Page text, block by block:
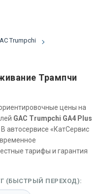
Trumpchi
Трампчи
цены на
GAC Trumpchi GA4 Plus
автосервисе «КатСервис
тарифы и гарантия
(БЫСТРЫЙ ПЕРЕХОД):